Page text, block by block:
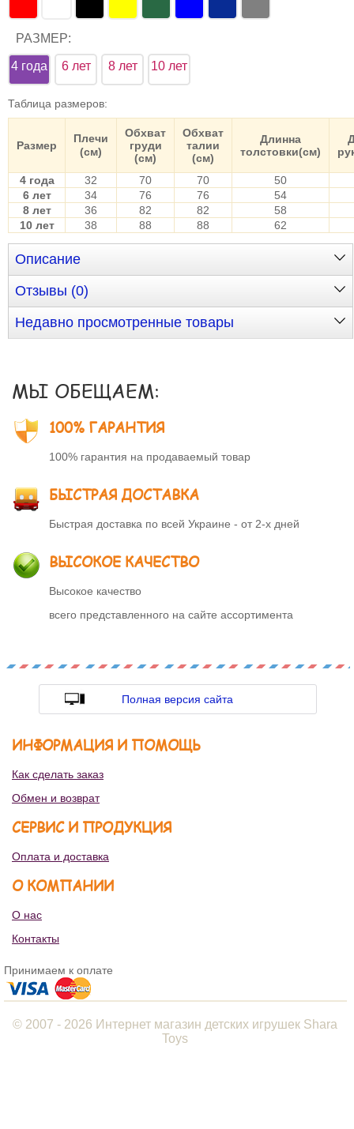
РАЗМЕР:
4 года 6 лет 8 лет 10 лет
Таблица размеров:
Размер
Плечи
(см)
Обхват
груди
(см)
Обхват
талии
(см)
Длинна
толстовки(см)
4 года 32 70 70
50
6 лет
34 76 76
54
8 лет
36 82 82
58
10 лет
38 88 88 62
Описание
Отзывы (0)
Недавно просмотренные товары
МЫ ОБЕЩАЕМ:
100% ГАРАНТИЯ
100% гарантия на продаваемый товар
БЫСТРАЯ ДОСТАВКА
Быстрая доставка по всей Украине - от 2-х дней
ВЫСОКОЕ КАЧЕСТВО
Высокое качество
всего представленного на сайте ассортимента
Полная версия сайта
ИНФОРМАЦИЯ И ПОМОЩЬ
Как сделать заказ
Обмен и возврат
СЕРВИС И ПРОДУКЦИЯ
Оплата и доставка
О КОМПАНИИ
О нас
Контакты
Принимаем к оплате
© 2007 - 2026 Интернет магазин детских игрушек Shara
Toys